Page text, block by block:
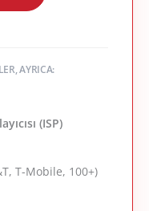
AYRICA:
(ISP)
T-Mobile, 100+)